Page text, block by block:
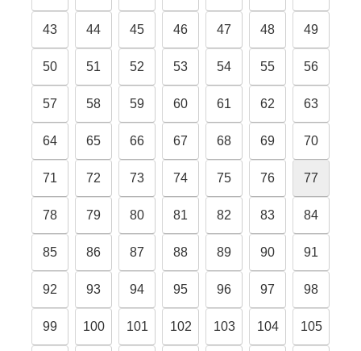
43 44 45 46 47 48 49
50 51 52 53 54 55 56
57 58 59 60 61 62 63
64 65 66 67 68 69 70
71 72 73 74 75 76 77
78 79 80 81 82 83 84
85 86 87 88 89 90 91
92 93 94 95 96 97 98
99 100 101 102 103 104 105